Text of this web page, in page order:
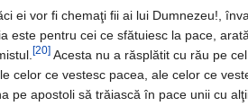
ei vor fi chemaţi fii ai lui Dumnezeu!,
este pentru cei ce sfătuiesc la pace,
[20] Acesta nu a răsplătit cu rău pe
celor ce vestesc pacea, ale celor ce
pe apostoli să trăiască în pace unii cu